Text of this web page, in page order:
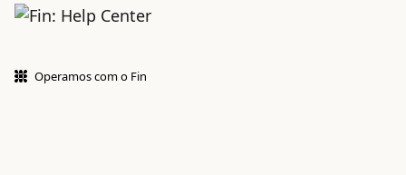
Operamos com o Fin